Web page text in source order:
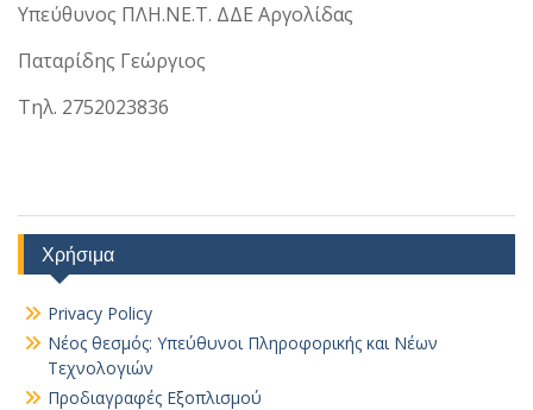
Υπεύθυνος ΠΛΗ.ΝΕ.Τ. ΔΔΕ Αργολίδας
Παταρίδης Γεώργιος
Τηλ. 2752023836
Χρήσιμα
Privacy Policy
Νέος θεσμός: Υπεύθυνοι Πληροφορικής και Νέων
Τεχνολογιών
Προδιαγραφές Εξοπλισμού